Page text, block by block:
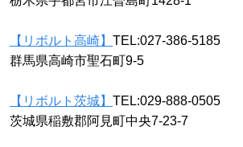
【リボルト高崎】 TEL:027-386-5185
群馬県高崎市聖石町9-5
【リボルト茨城】 TEL:029-888-0505
茨城県稲敷郡阿見町中央7-23-7